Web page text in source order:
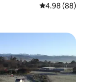
平均评分 4.98
4.98 (88)